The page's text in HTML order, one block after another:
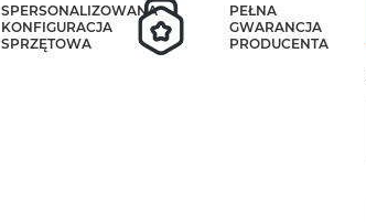
SPERSONALIZOWANA
KONFIGURACJA
SPRZĘTOWA
PEŁNA
GWARANCJA
PRODUCENTA